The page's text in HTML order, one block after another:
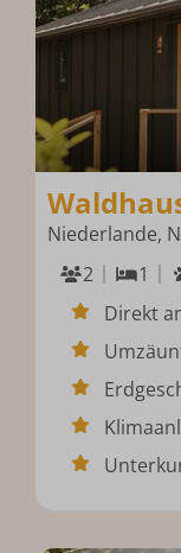
Niederlande,
2
1
Direkt